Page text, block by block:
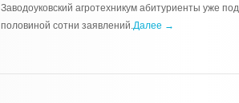
Заводоуковский агротехникум абитуриенты уже
половиной сотни заявлений.Далее →